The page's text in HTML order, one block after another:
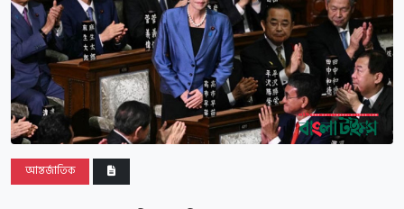
আন্তর্জাতিক